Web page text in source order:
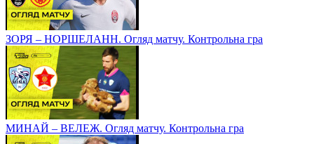
ЗОРЯ – НОРШЕЛАНН. Огляд матчу. Контрольна гра
МИНАЙ – ВЕЛЕЖ. Огляд матчу. Контрольна гра